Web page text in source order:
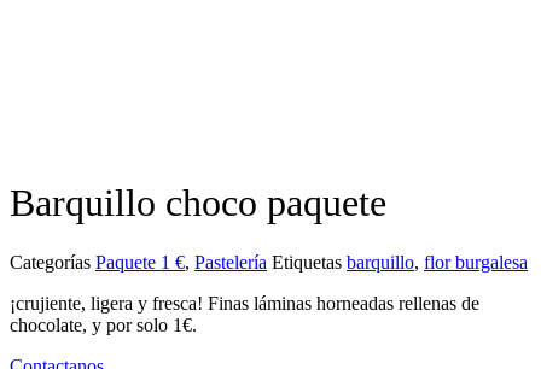
Barquillo choco paquete
Categorías Paquete 1 €, Pastelería Etiquetas barquillo, flor burgalesa
¡crujiente, ligera y fresca! Finas láminas horneadas rellenas de
chocolate, y por solo 1€.